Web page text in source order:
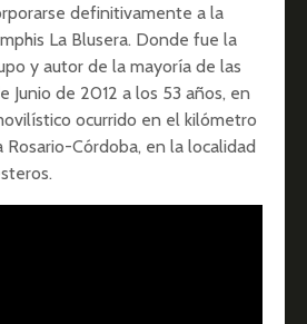
definitivamente a la
La Blusera. Donde fue la
y autor de la mayoría de las
Junio de 2012 a los 53 años, en
ocurrido en el kilómetro
Córdoba, en la localidad